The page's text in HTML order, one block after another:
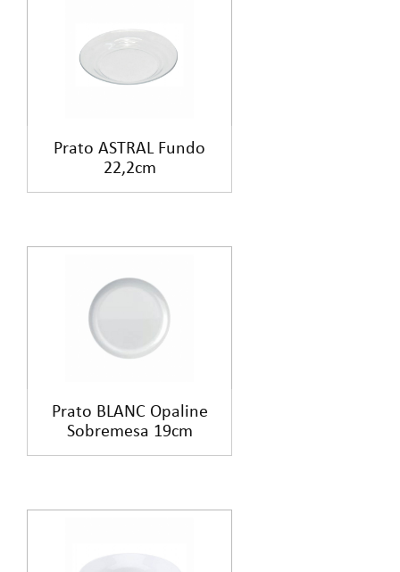
Prato ASTRAL Fundo
22,2cm
Prato BLANC Opaline
Sobremesa 19cm